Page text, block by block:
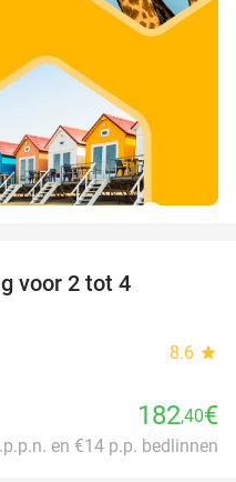
voor 2 tot 4
8.6 star
182,40€
en €14 p.p. bedlinnen